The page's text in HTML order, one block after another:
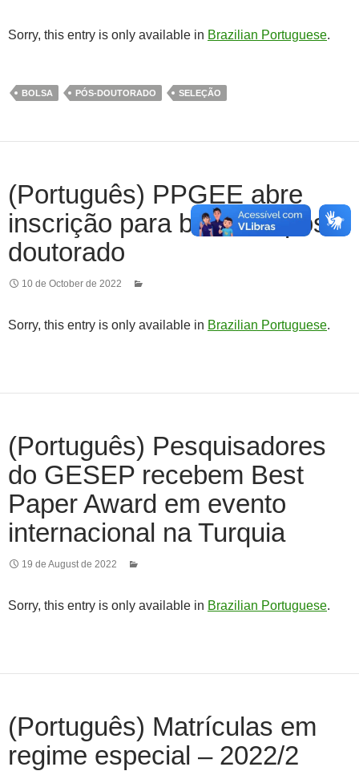
Sorry, this entry is only available in Brazilian Portuguese.
BOLSA PÓS-DOUTORADO SELEÇÃO
(Português) PPGEE abre
inscrição para bolsa de pós-
doutorado
10 de October de 2022
Sorry, this entry is only available in Brazilian Portuguese.
(Português) Pesquisadores
do GESEP recebem Best
Paper Award em evento
internacional na Turquia
19 de August de 2022
Sorry, this entry is only available in Brazilian Portuguese.
(Português) Matrículas em
regime especial – 2022/2